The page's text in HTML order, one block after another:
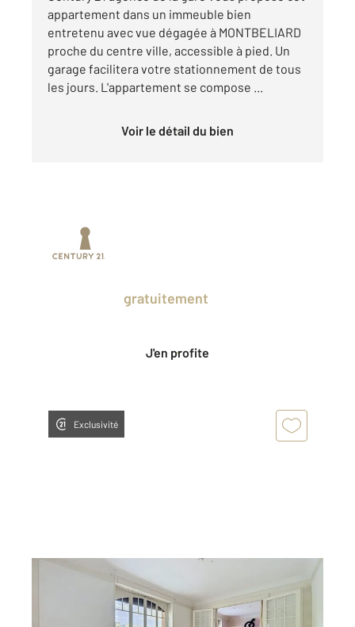
appartement dans un immeuble bien
entretenu avec vue dégagée à MONTBELIARD
proche du centre ville, accessible à pied. Un
garage facilitera votre stationnement de tous
les jours. L'appartement se compose ...
Voir le détail du bien
gratuitement
J'en profite
Exclusivité
MONTBELIARD 25
, 4 pièces